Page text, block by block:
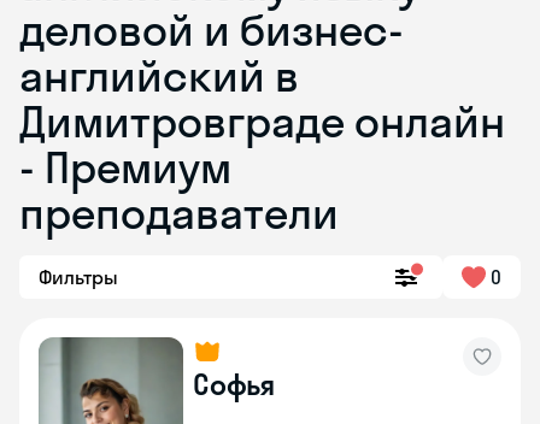
деловой и бизнес-
английский в
Димитровграде онлайн
- Премиум
преподаватели
Фильтры 0
Софья
Skyeng Chat